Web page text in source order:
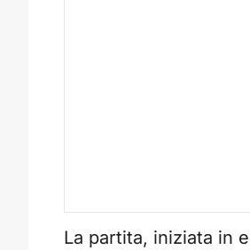
La partita, iniziata in